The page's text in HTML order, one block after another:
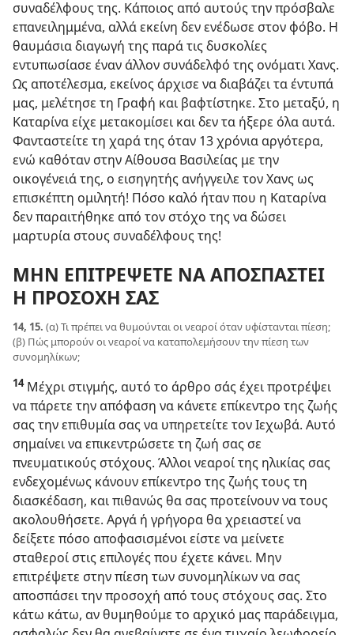
συναδέλφους της. Κάποιος από αυτούς την πρόσβαλε
επανειλημμένα, αλλά εκείνη δεν ενέδωσε στον φόβο. Η
θαυμάσια διαγωγή της παρά τις δυσκολίες
εντυπωσίασε έναν άλλον συνάδελφό της ονόματι Χανς.
Ως αποτέλεσμα, εκείνος άρχισε να διαβάζει τα έντυπά
μας, μελέτησε τη Γραφή και βαφτίστηκε. Στο μεταξύ, η
Καταρίνα είχε μετακομίσει και δεν τα ήξερε όλα αυτά.
Φανταστείτε τη χαρά της όταν 13 χρόνια αργότερα,
ενώ καθόταν στην Αίθουσα Βασιλείας με την
οικογένειά της, ο εισηγητής ανήγγειλε τον Χανς ως
επισκέπτη ομιλητή! Πόσο καλό ήταν που η Καταρίνα
δεν παραιτήθηκε από τον στόχο της να δώσει
μαρτυρία στους συναδέλφους της!
ΜΗΝ ΕΠΙΤΡΕΨΕΤΕ ΝΑ ΑΠΟΣΠΑΣΤΕΙ
Η ΠΡΟΣΟΧΗ ΣΑΣ
14, 15. (α) Τι πρέπει να θυμούνται οι νεαροί όταν υφίστανται πίεση;
(β) Πώς μπορούν οι νεαροί να καταπολεμήσουν την πίεση των
συνομηλίκων;
14Μέχρι στιγμής, αυτό το άρθρο σάς έχει προτρέψει
να πάρετε την απόφαση να κάνετε επίκεντρο της ζωής
σας την επιθυμία σας να υπηρετείτε τον Ιεχωβά. Αυτό
σημαίνει να επικεντρώσετε τη ζωή σας σε
πνευματικούς στόχους. Άλλοι νεαροί της ηλικίας σας
ενδεχομένως κάνουν επίκεντρο της ζωής τους τη
διασκέδαση, και πιθανώς θα σας προτείνουν να τους
ακολουθήσετε. Αργά ή γρήγορα θα χρειαστεί να
δείξετε πόσο αποφασισμένοι είστε να μείνετε
σταθεροί στις επιλογές που έχετε κάνει. Μην
επιτρέψετε στην πίεση των συνομηλίκων να σας
αποσπάσει την προσοχή από τους στόχους σας. Στο
κάτω κάτω, αν θυμηθούμε το αρχικό μας παράδειγμα,